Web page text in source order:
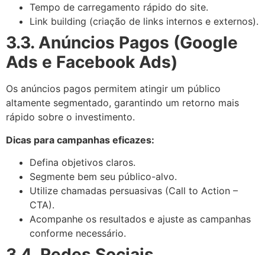
Tempo de carregamento rápido do site.
Link building (criação de links internos e externos).
3.3. Anúncios Pagos (Google
Ads e Facebook Ads)
Os anúncios pagos permitem atingir um público
altamente segmentado, garantindo um retorno mais
rápido sobre o investimento.
Dicas para campanhas eficazes:
Defina objetivos claros.
Segmente bem seu público-alvo.
Utilize chamadas persuasivas (Call to Action –
CTA).
Acompanhe os resultados e ajuste as campanhas
conforme necessário.